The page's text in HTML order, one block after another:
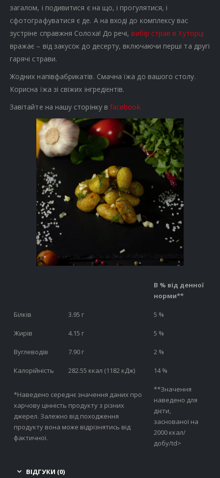
загалом, і подивитися є на що, і прогулятися, і
сфотографуватися є де. А на вході до комплексу вас
зустріне справжня Солоха! До речі, вибір страв в Хуторці
вражає – від закусок до десерту, включаючи перші та другі
гарячі страви.
Жодних напівфабрикатів. Смачна їжа до вашого столу.
Корисна їжа зі свіжих інгредієнтів.
Завітайте на нашу сторінку вfacebook.
В % від денної
норми**
Білків 3.95 г 5 %
Жирів 4.15 г 5 %
Вуглеводів 7.90 г 2 %
Калорійність 282.55 ккал (1182 кДж) 14 %
*Наведено середнє значення даних про
харчову цінність продукту з різних
джерел. Залежно від походження
продукту вона може відрізнятись від
фактичної.
**Значення
наведено для
дієти,
заснованої на
2000 ккал/
добу/td>
ВІДГУКИ (0)